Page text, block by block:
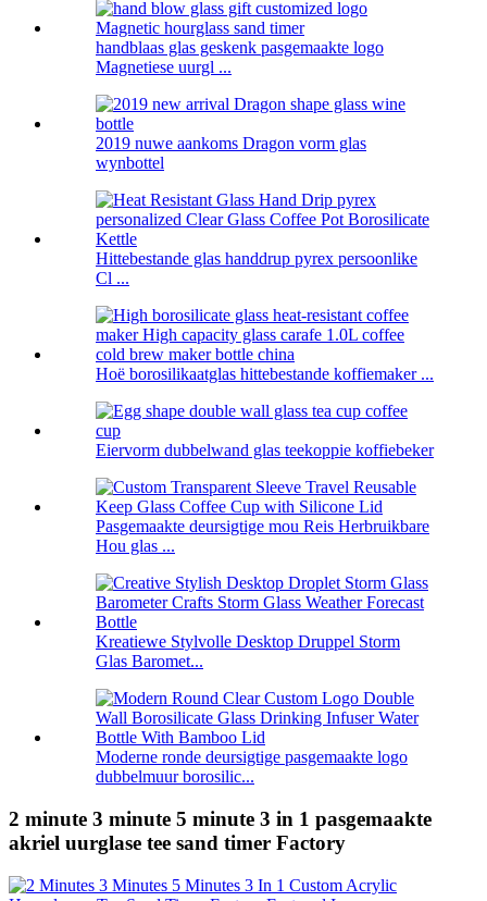
handblaas glas geskenk pasgemaakte logo
Magnetiese uurgl ...
2019 nuwe aankoms Dragon vorm glas
wynbottel
Hittebestande glas handdrup pyrex persoonlike
Cl ...
Hoë borosilikaatglas hittebestande koffiemaker ...
Eiervorm dubbelwand glas teekoppie koffiebeker
Pasgemaakte deursigtige mou Reis Herbruikbare
Hou glas ...
Kreatiewe Stylvolle Desktop Druppel Storm
Glas Baromet...
Moderne ronde deursigtige pasgemaakte logo
dubbelmuur borosilic...
2 minute 3 minute 5 minute 3 in 1 pasgemaakte
akriel uurglase tee sand timer Factory